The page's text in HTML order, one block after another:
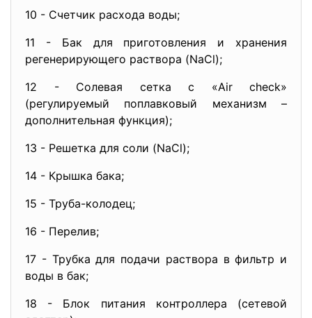
10 - Счетчик расхода воды;
11 - Бак для приготовления и хранения
регенерирующего раствора (NaCl);
12 - Солевая сетка с «Air check»
(регулируемый поплавковый механизм –
дополнительная функция);
13 - Решетка для соли (NaCl);
14 - Крышка бака;
15 - Труба-колодец;
16 - Перелив;
17 - Трубка для подачи раствора в фильтр и
воды в бак;
18 - Блок питания контроллера (сетевой